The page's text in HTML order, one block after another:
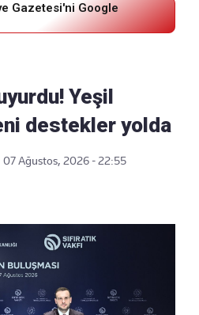
Gazetesi'ni Google
Yeşil
destekler yolda
07 Ağustos, 2026 - 22:55